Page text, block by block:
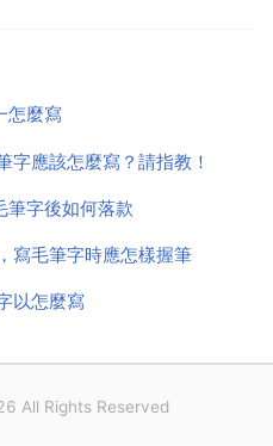
用 小指附在無名指的指肚
怎麼寫
字應該怎麼寫？請指教！
筆字後如何落款
寫毛筆字時應怎樣握筆
以怎麼寫
All Rights Reserved